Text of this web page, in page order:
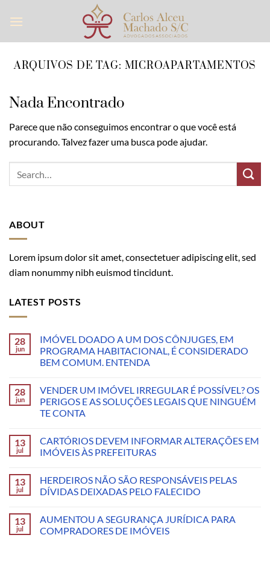
ARQUIVOS DE TAG: MICROAPARTAMENTOS
Nada Encontrado
Parece que não conseguimos encontrar o que você está
procurando. Talvez fazer uma busca pode ajudar.
ABOUT
Lorem ipsum dolor sit amet, consectetuer adipiscing elit, sed
diam nonummy nibh euismod tincidunt.
LATEST POSTS
28
jun
IMÓVEL DOADO A UM DOS CÔNJUGES, EM
PROGRAMA HABITACIONAL, É CONSIDERADO
BEM COMUM. ENTENDA
28
jun
VENDER UM IMÓVEL IRREGULAR É POSSÍVEL? OS
PERIGOS E AS SOLUÇÕES LEGAIS QUE NINGUÉM
TE CONTA
13
jul
CARTÓRIOS DEVEM INFORMAR ALTERAÇÕES EM
IMÓVEIS ÀS PREFEITURAS
13
jul
HERDEIROS NÃO SÃO RESPONSÁVEIS PELAS
DÍVIDAS DEIXADAS PELO FALECIDO
13
jul
AUMENTOU A SEGURANÇA JURÍDICA PARA
COMPRADORES DE IMÓVEIS